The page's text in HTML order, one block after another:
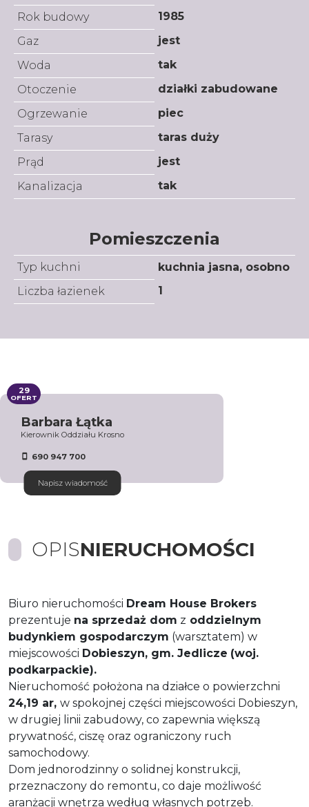
Rok budowy
1985
Gaz
jest
Woda
tak
Otoczenie
działki zabudowane
Ogrzewanie
piec
Tarasy
taras duży
Prąd
jest
Kanalizacja
tak
Pomieszczenia
Typ kuchni
kuchnia jasna, osobno
Liczba łazienek
1
Barbara Łątka
Kierownik Oddziału Krosno
690 947 700
Napisz wiadomość
29
OFERT
OPISNIERUCHOMOŚCI
Biuro nieruchomości Dream House Brokers
prezentuje na sprzedaż dom z oddzielnym
budynkiem gospodarczym (warsztatem) w
miejscowości Dobieszyn, gm. Jedlicze (woj.
podkarpackie).
Nieruchomość położona na działce o powierzchni
24,19 ar, w spokojnej części miejscowości Dobieszyn,
w drugiej linii zabudowy, co zapewnia większą
prywatność, ciszę oraz ograniczony ruch
samochodowy.
Dom jednorodzinny o solidnej konstrukcji,
przeznaczony do remontu, co daje możliwość
aranżacji wnętrza według własnych potrzeb.